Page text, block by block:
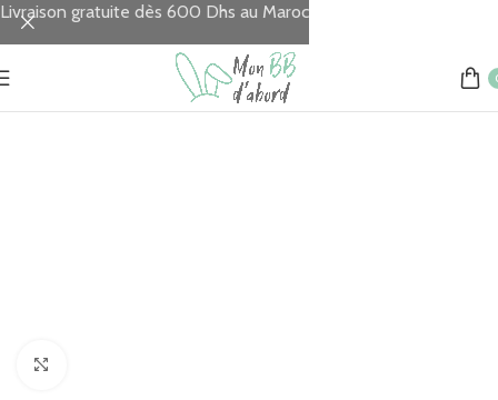
Accueil Thermos & Sacs isothermes
Livraison gratuite dès 600 Dhs au Maroc